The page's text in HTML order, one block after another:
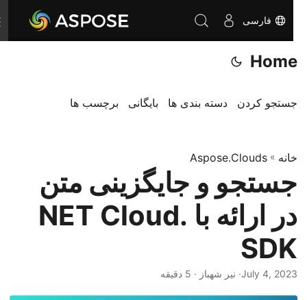
فارسی
Home
جستجو کردن دسته بندی ها بایگانی برچسب ها
خانه»
Aspose.Clouds
جستجو و جایگزینی متن
در ارائه با .NET Cloud
SDK
July 4, 2023· نیر شهباز · 5 دقیقه